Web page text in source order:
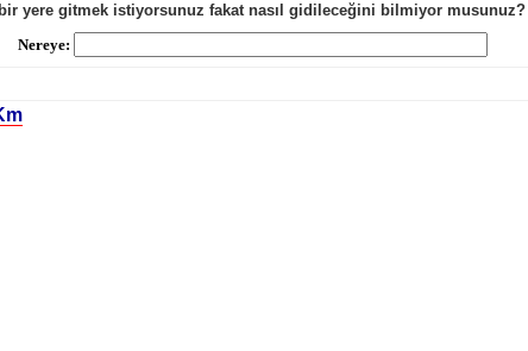
yere gitmek istiyorsunuz fakat nasıl gidileceğini bilmiyor musunuz?
Nereye: